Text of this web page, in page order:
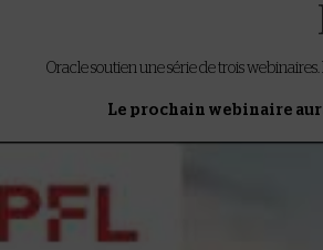
Oracle soutien une série de trois
Le prochain webinaire